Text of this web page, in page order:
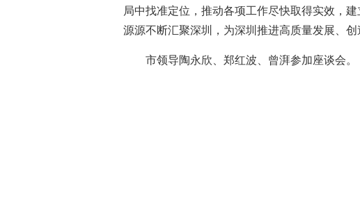
局中找准定位，推动各项工作尽快取得实效，
源源不断汇聚深圳，为深圳推进高质量发展、
市领导陶永欣、郑红波、曾湃参加座谈会。